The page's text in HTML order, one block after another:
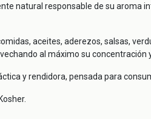
natural responsable de su aroma
aceites, aderezos, salsas,
al máximo su concentración
y rendidora, pensada para